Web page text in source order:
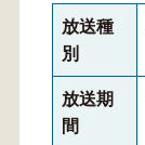
放送種
別
放送期
間